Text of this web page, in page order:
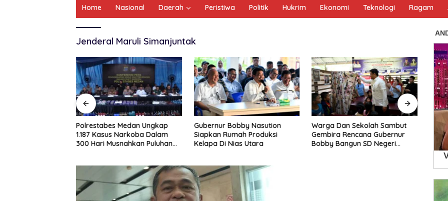
Home Nasional Daerah Peristiwa Politik Hukrim Ekonomi Teknologi Ragam
Jenderal Maruli Simanjuntak
Polrestabes Medan Ungkap
1.187 Kasus Narkoba Dalam
300 Hari Musnahkan Puluhan
Gubernur Bobby Nasution
Siapkan Rumah Produksi
Kelapa Di Nias Utara
Warga Dan Sekolah Sambut
Gembira Rencana Gubernur
Bobby Bangun SD Negeri